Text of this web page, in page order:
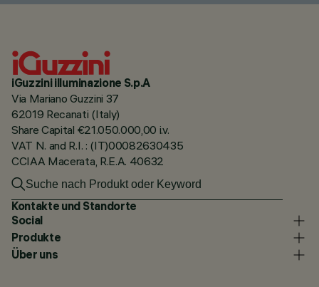
iGuzzini illuminazione S.p.A
Via Mariano Guzzini 37
62019 Recanati (Italy)
Share Capital €21.050.000,00 i.v.
VAT N. and R.I. : (IT)00082630435
CCIAA Macerata, R.E.A. 40632
Kontakte und Standorte
Social
Produkte
Über uns